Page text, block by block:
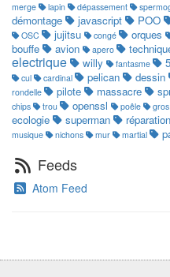
merge lapin dépassement
démontage javascript POO
OSC jujitsu congé orques
bouffe
avion apero
electrique willy fantasme
cul
cardinal pelican dessin
rondelle pilote massacre
chips trou openssl poêle gros
ecologie
superman réparation
musique
nichons mur martial
Feeds
Atom Feed